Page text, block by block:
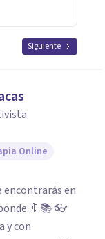
Siguiente
Online
encontrarás en
👓